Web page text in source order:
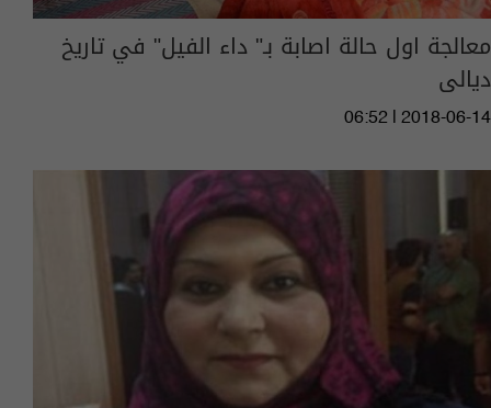
معالجة اول حالة اصابة بـ" داء الفيل" في تاريخ
ديالى
06:52 | 2018-06-14